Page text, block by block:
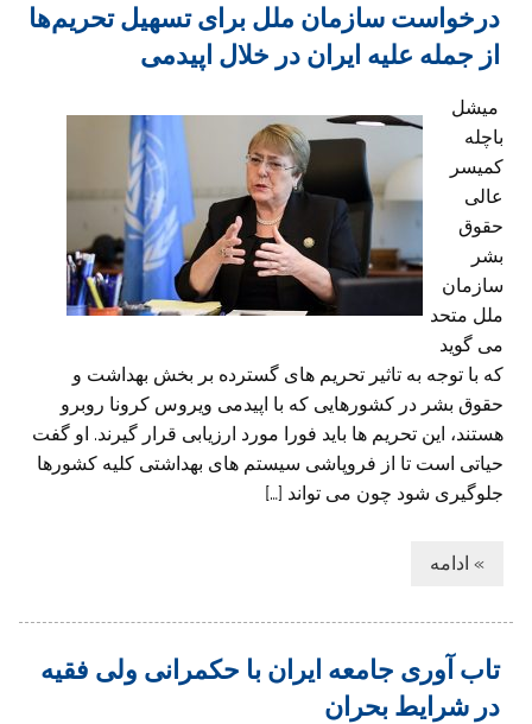
درخواست سازمان ملل برای تسهیل تحریم‌ها
از جمله علیه ایران در خلال اپیدمی
میشل
باچله
کمیسر
عالی
حقوق
بشر
سازمان
ملل متحد
می گوید
که با توجه به تاثیر تحریم های گسترده بر بخش بهداشت و
حقوق بشر در کشورهایی که با اپیدمی ویروس کرونا روبرو
هستند، این تحریم ها باید فورا مورد ارزیابی قرار گیرند. او گفت
حیاتی است تا از فروپاشی سیستم های بهداشتی کلیه کشورها
جلوگیری شود چون می تواند […]
» ادامه
تاب آوری جامعه ایران با حکمرانی ولی فقیه
در شرایط بحران